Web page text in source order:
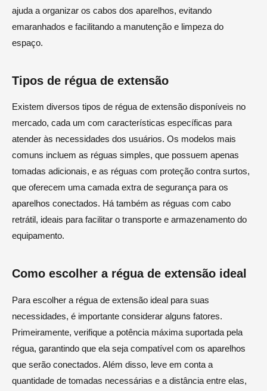
ajuda a organizar os cabos dos aparelhos, evitando
emaranhados e facilitando a manutenção e limpeza do
espaço.
Tipos de régua de extensão
Existem diversos tipos de régua de extensão disponíveis no
mercado, cada um com características específicas para
atender às necessidades dos usuários. Os modelos mais
comuns incluem as réguas simples, que possuem apenas
tomadas adicionais, e as réguas com proteção contra surtos,
que oferecem uma camada extra de segurança para os
aparelhos conectados. Há também as réguas com cabo
retrátil, ideais para facilitar o transporte e armazenamento do
equipamento.
Como escolher a régua de extensão ideal
Para escolher a régua de extensão ideal para suas
necessidades, é importante considerar alguns fatores.
Primeiramente, verifique a potência máxima suportada pela
régua, garantindo que ela seja compatível com os aparelhos
que serão conectados. Além disso, leve em conta a
quantidade de tomadas necessárias e a distância entre elas,